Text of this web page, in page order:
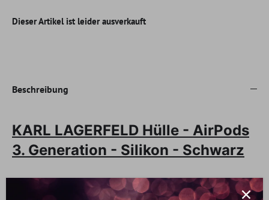
Dieser Artikel ist leider ausverkauft
Beschreibung
KARL LAGERFELD Hülle - AirPods
3. Generation - Silikon - Schwarz
Karl Lagerfeld war eine Legende, die die Modebranche über
50 Jahre lang mit seinen eigenwilligen Kreationen prägte. Er